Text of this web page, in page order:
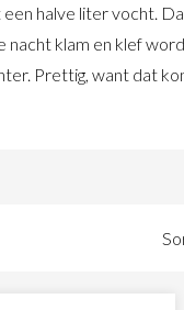
halve liter vocht.
klam en klef
Prettig, want dat
de